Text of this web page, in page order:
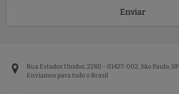
Enviar
Rua Estados Unidos, 2280 - 01427-002, São Paulo, SP
Enviamos para todo o Brasil